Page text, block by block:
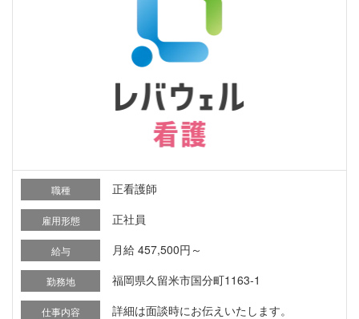
職種 正看護師
雇用形態 正社員
給与 月給 457,500円～
勤務地 福岡県久留米市国分町1163-1
仕事内容 詳細は面談時にお伝えいたします。